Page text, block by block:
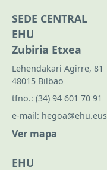
SEDE CENTRAL
EHU
Zubiria Etxea
Lehendakari Agirre, 81
48015 Bilbao
tfno.: (34) 94 601 70 91
e-mail: hegoa@ehu.eus
Ver mapa
EHU